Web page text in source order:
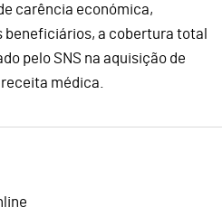
carência económica,
a cobertura total
pelo SNS na aquisição de
médica.